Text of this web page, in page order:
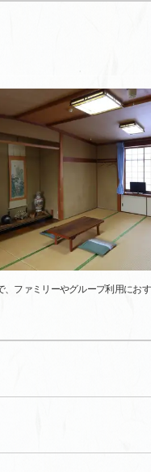
ファミリーやグループ利用におす